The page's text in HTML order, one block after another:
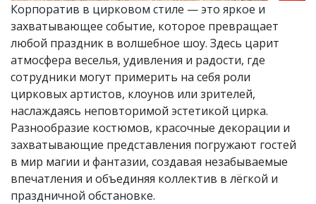
Корпоратив в цирковом стиле — это яркое и
захватывающее событие, которое превращает
любой праздник в волшебное шоу. Здесь царит
атмосфера веселья, удивления и радости, где
сотрудники могут примерить на себя роли
цирковых артистов, клоунов или зрителей,
наслаждаясь неповторимой эстетикой цирка.
Разнообразие костюмов, красочные декорации и
захватывающие представления погружают гостей
в мир магии и фантазии, создавая незабываемые
впечатления и объединяя коллектив в лёгкой и
праздничной обстановке.